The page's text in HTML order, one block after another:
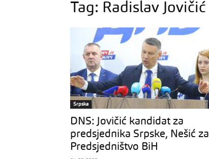
Tag: Radislav Jovičić
Srpska
DNS: Jovičić kandidat za
predsjednika Srpske, Nešić za
Predsjedništvo BiH